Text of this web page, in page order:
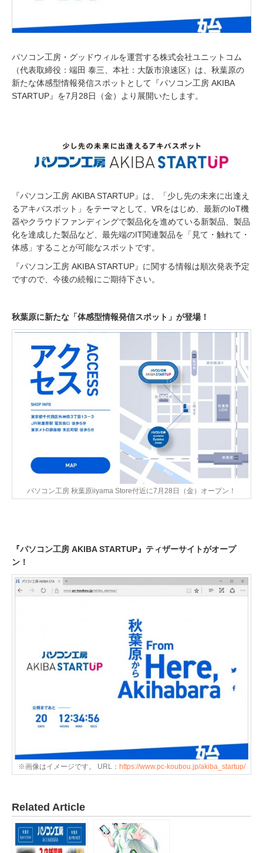
パソコン工房・グッドウィルを運営する株式会社ユニットコム
（代表取締役：端田 泰三、本社：大阪市浪速区）は、秋葉原の
新たな体感型情報発信スポットとして『パソコン工房 AKIBA
STARTUP』を7月28日（金）より展開いたします。
『パソコン工房 AKIBA STARTUP』は、「少し先の未来に出逢え
るアキバスポット」をテーマとして、VRをはじめ、最新のIoT機
器やクラウドファンディングで製品化を進めている新製品、製品
化を達成した製品など、最先端のIT関連製品を「見て・触れて・
体感」することが可能なスポットです。
『パソコン工房 AKIBA STARTUP』に関する情報は順次発表予定
ですので、今後の続報にご期待下さい。
秋葉原に新たな「体感型情報発信スポット」が登場！
パソコン工房 秋葉原iiyama Store付近に7月28日（金）オープン！
『パソコン工房 AKIBA STARTUP』ティザーサイトがオープ
ン！
※画像はイメージです。 URL： https://www.pc-koubou.jp/akiba_startup/
Related Article